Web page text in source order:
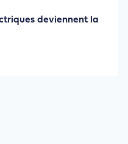
deviennent la